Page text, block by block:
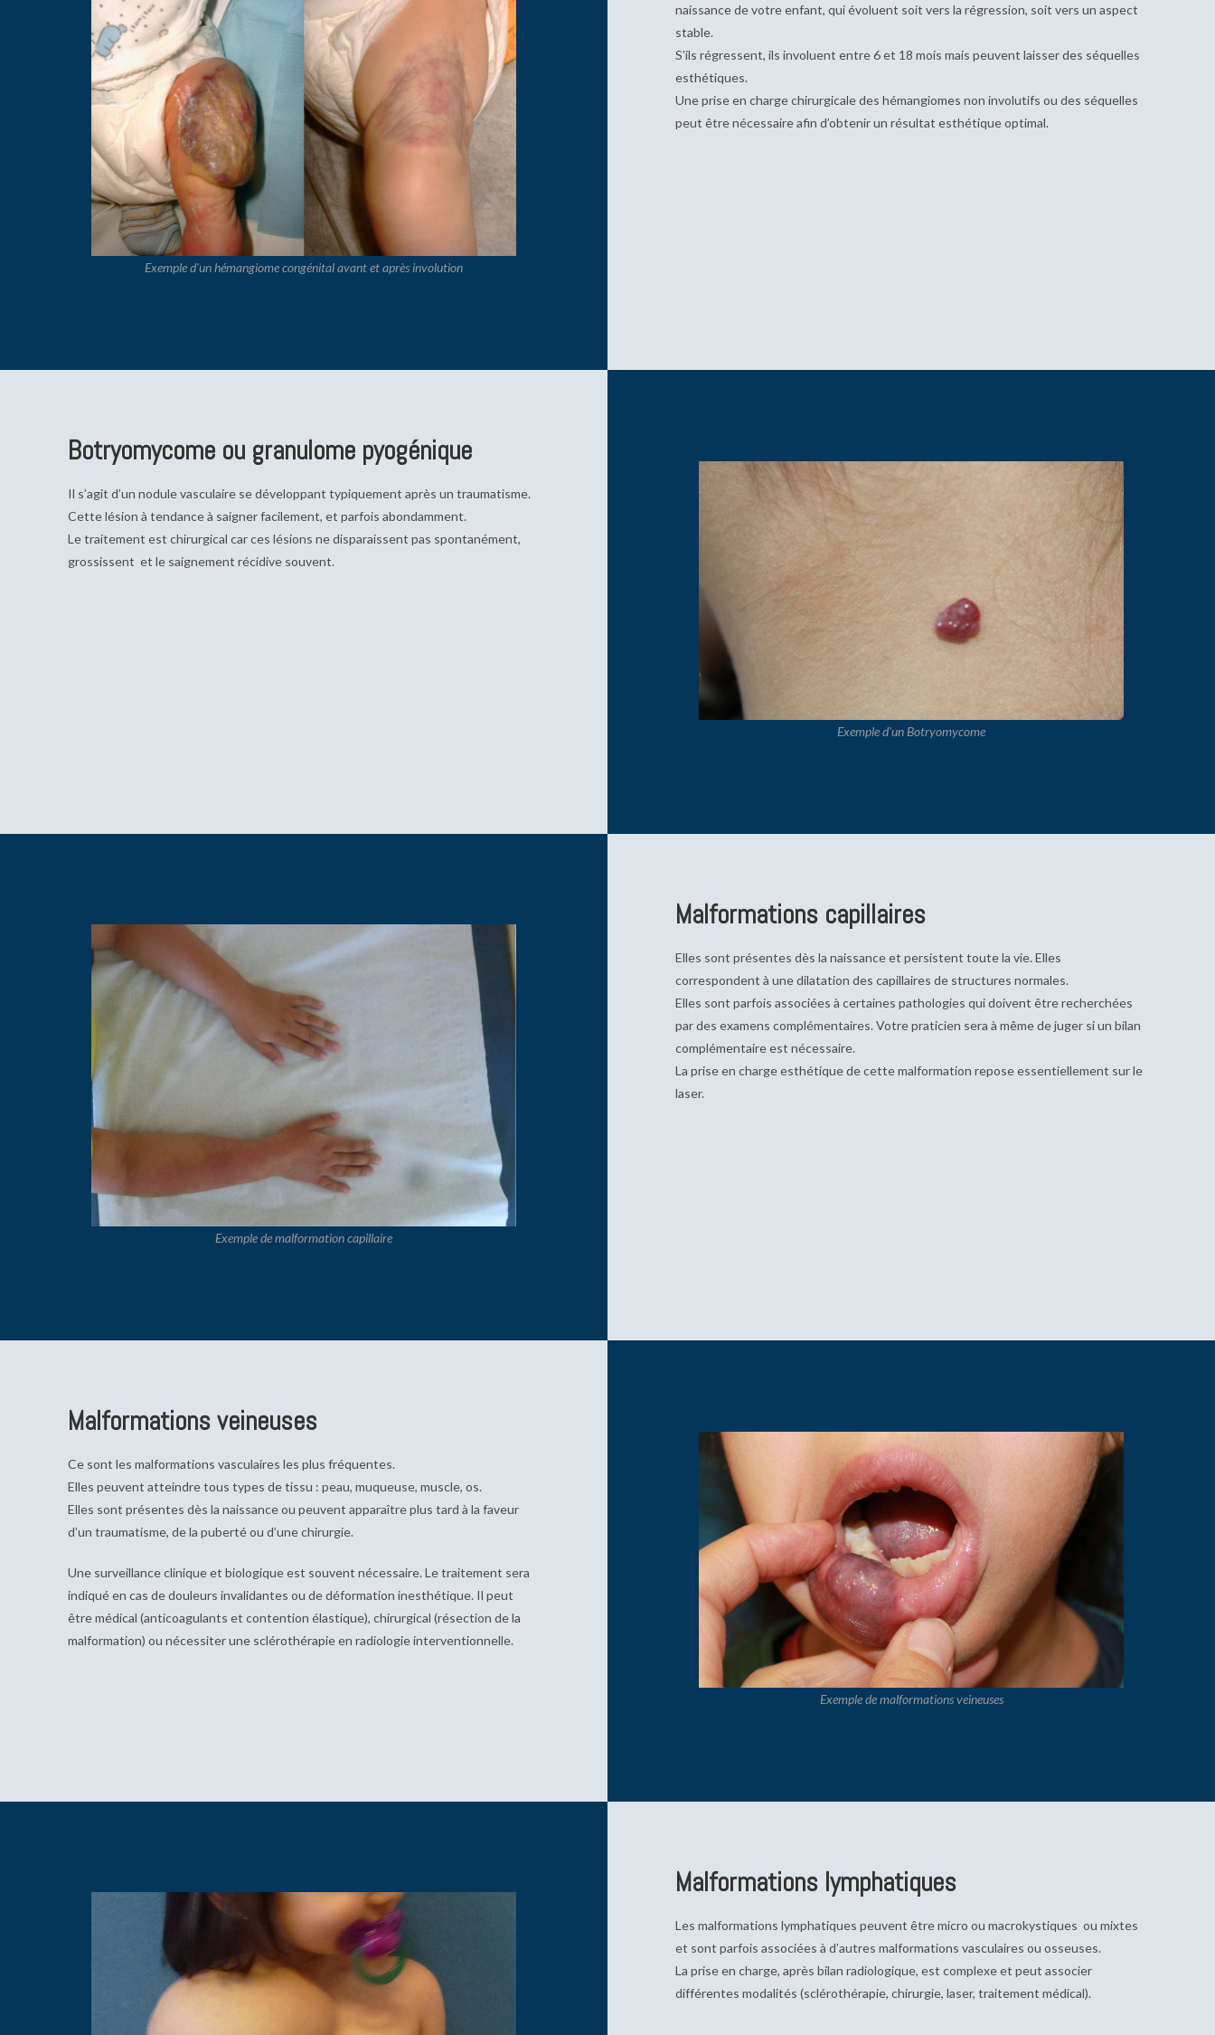
Exemple d'un hémangiome congénital avant et après involution
naissance de votre enfant, qui évoluent soit vers la régression, soit vers un aspect
stable.
S’ils régressent, ils involuent entre 6 et 18 mois mais peuvent laisser des séquelles
esthétiques.
Une prise en charge chirurgicale des hémangiomes non involutifs ou des séquelles
peut être nécessaire afin d’obtenir un résultat esthétique optimal.
Botryomycome ou granulome pyogénique
Il s’agit d’un nodule vasculaire se développant typiquement après un traumatisme.
Cette lésion à tendance à saigner facilement, et parfois abondamment.
Le traitement est chirurgical car ces lésions ne disparaissent pas spontanément,
grossissent et le saignement récidive souvent.
Exemple d'un Botryomycome
Exemple de malformation capillaire
Malformations capillaires
Elles sont présentes dès la naissance et persistent toute la vie. Elles
correspondent à une dilatation des capillaires de structures normales.
Elles sont parfois associées à certaines pathologies qui doivent être recherchées
par des examens complémentaires. Votre praticien sera à même de juger si un bilan
complémentaire est nécessaire.
La prise en charge esthétique de cette malformation repose essentiellement sur le
laser.
Malformations veineuses
Ce sont les malformations vasculaires les plus fréquentes.
Elles peuvent atteindre tous types de tissu : peau, muqueuse, muscle, os.
Elles sont présentes dès la naissance ou peuvent apparaître plus tard à la faveur
d’un traumatisme, de la puberté ou d’une chirurgie.
Une surveillance clinique et biologique est souvent nécessaire. Le traitement sera
indiqué en cas de douleurs invalidantes ou de déformation inesthétique. Il peut
être médical (anticoagulants et contention élastique), chirurgical (résection de la
malformation) ou nécessiter une sclérothérapie en radiologie interventionnelle.
Exemple de malformations veineuses
Malformations lymphatiques​
Les malformations lymphatiques peuvent être micro ou macrokystiques ou mixtes
et sont parfois associées à d’autres malformations vasculaires ou osseuses.
La prise en charge, après bilan radiologique, est complexe et peut associer
différentes modalités (sclérothérapie, chirurgie, laser, traitement médical).